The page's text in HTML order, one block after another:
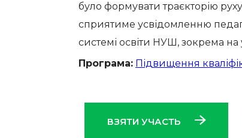
було формувати траєкторію
сприятиме усвідомленню
системі освіти НУШ, зокрема на
Програма: Підвищення
ВЗЯТИ УЧАСТЬ